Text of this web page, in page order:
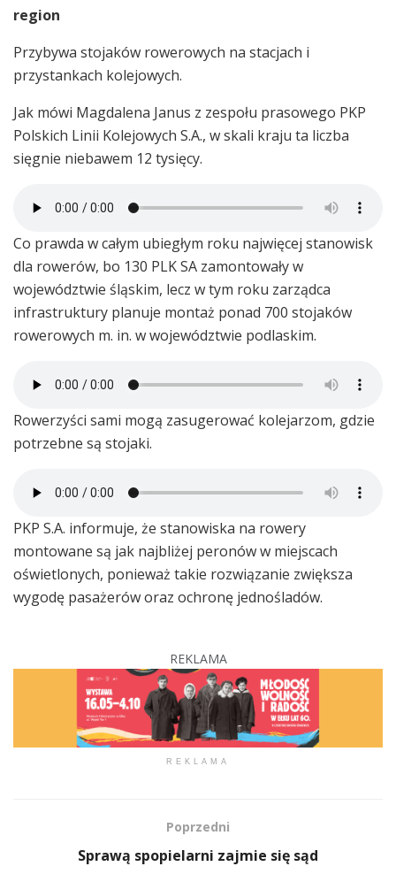
region
Przybywa stojaków rowerowych na stacjach i
przystankach kolejowych.
Jak mówi Magdalena Janus z zespołu prasowego PKP
Polskich Linii Kolejowych S.A., w skali kraju ta liczba
sięgnie niebawem 12 tysięcy.
Co prawda w całym ubiegłym roku najwięcej stanowisk
dla rowerów, bo 130 PLK SA zamontowały w
województwie śląskim, lecz w tym roku zarządca
infrastruktury planuje montaż ponad 700 stojaków
rowerowych m. in. w województwie podlaskim.
Rowerzyści sami mogą zasugerować kolejarzom, gdzie
potrzebne są stojaki.
PKP S.A. informuje, że stanowiska na rowery
montowane są jak najbliżej peronów w miejscach
oświetlonych, ponieważ takie rozwiązanie zwiększa
wygodę pasażerów oraz ochronę jednośladów.
REKLAMA
REKLAMA
Poprzedni
Sprawą spopielarni zajmie się sąd